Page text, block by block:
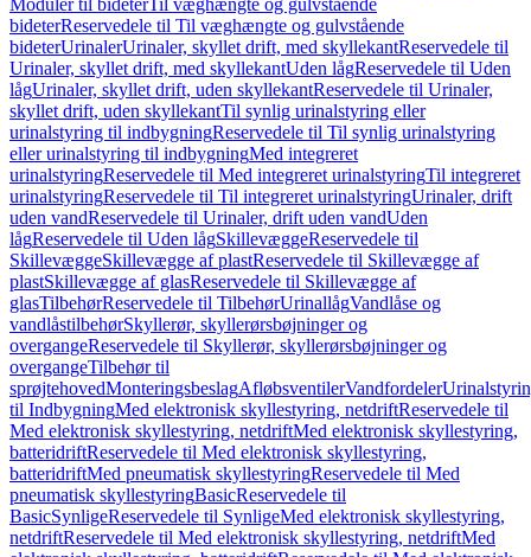
Moduler til bideterTil væghængte og gulvstående
bideterReservedele til Til væghængte og gulvstående
bideterUrinalerUrinaler, skyllet drift, med skyllekantReservedele til
Urinaler, skyllet drift, med skyllekantUden lågReservedele til Uden
lågUrinaler, skyllet drift, uden skyllekantReservedele til Urinaler,
skyllet drift, uden skyllekantTil synlig urinalstyring eller
urinalstyring til indbygningReservedele til Til synlig urinalstyring
eller urinalstyring til indbygningMed integreret
urinalstyringReservedele til Med integreret urinalstyringTil integreret
urinalstyringReservedele til Til integreret urinalstyringUrinaler, drift
uden vandReservedele til Urinaler, drift uden vandUden
lågReservedele til Uden lågSkillevæggeReservedele til
SkillevæggeSkillevægge af plastReservedele til Skillevægge af
plastSkillevægge af glasReservedele til Skillevægge af
glasTilbehørReservedele til TilbehørUrinallågVandlåse og
vandlåstilbehørSkyllerør, skyllerørsbøjninger og
overgangeReservedele til Skyllerør, skyllerørsbøjninger og
overgangeTilbehør til
sprøjtehovedMonteringsbeslagAfløbsventilerVandfordeler
til IndbygningMed elektronisk skyllestyring, netdriftReservedele til
Med elektronisk skyllestyring, netdriftMed elektronisk skyllestyring,
batteridriftReservedele til Med elektronisk skyllestyring,
batteridriftMed pneumatisk skyllestyringReservedele til Med
pneumatisk skyllestyringBasicReservedele til
BasicSynligeReservedele til SynligeMed elektronisk skyllestyring,
netdriftReservedele til Med elektronisk skyllestyring, netdriftMed